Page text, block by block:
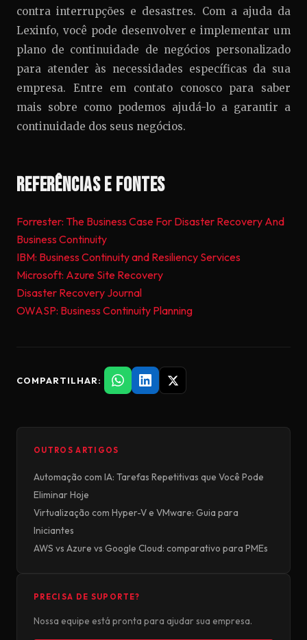
contra interrupções e desastres. Com a ajuda da
Lexinfo, você pode desenvolver e implementar um
plano de continuidade de negócios personalizado
para atender às necessidades específicas da sua
empresa. Entre em contato conosco para saber
mais sobre como podemos ajudá-lo a garantir a
continuidade dos seus negócios.
Referências e Fontes
Forrester: The Business Case For Disaster Recovery And
Business Continuity
IBM: Business Continuity and Resiliency Services
Microsoft: Azure Site Recovery
Disaster Recovery Journal
OWASP: Business Continuity Planning
COMPARTILHAR:
OUTROS ARTIGOS
Automação com IA: Tarefas Repetitivas que Você Pode
Eliminar Hoje
Virtualização com Hyper-V e VMware: Guia para
Iniciantes
AWS vs Azure vs Google Cloud: comparativo para PMEs
PRECISA DE SUPORTE?
Nossa equipe está pronta para ajudar sua empresa.